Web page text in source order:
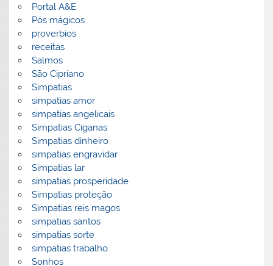
Portal A&E
Pós mágicos
proverbios
receitas
Salmos
São Cipriano
Simpatias
simpatias amor
simpatias angelicais
Simpatias Ciganas
Simpatias dinheiro
simpatias engravidar
Simpatias lar
simpatias prosperidade
Simpatias proteção
Simpatias reis magos
simpatias santos
simpatias sorte
simpatias trabalho
Sonhos